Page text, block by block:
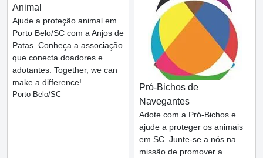
Animal
Ajude a proteção animal em
Porto Belo/SC com a Anjos de
Patas. Conheça a associação
que conecta doadores e
adotantes. Together, we can
make a difference!
Porto Belo/SC
Pró-Bichos de
Navegantes
Adote com a Pró-Bichos e
ajude a proteger os animais
em SC. Junte-se a nós na
missão de promover a